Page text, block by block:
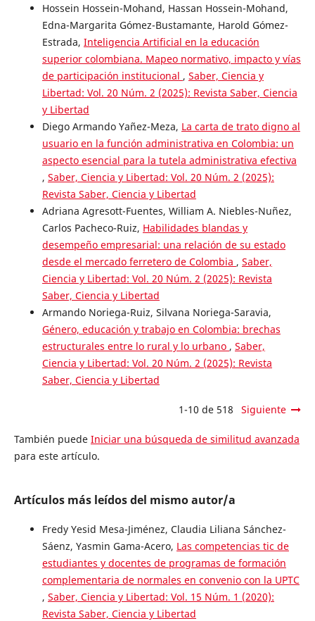
Hossein Hossein-Mohand, Hassan Hossein-Mohand,
Edna-Margarita Gómez-Bustamante, Harold Gómez-
Estrada, Inteligencia Artificial en la educación
superior colombiana. Mapeo normativo, impacto y vías
de participación institucional , Saber, Ciencia y
Libertad: Vol. 20 Núm. 2 (2025): Revista Saber, Ciencia
y Libertad
Diego Armando Yañez-Meza, La carta de trato digno al
usuario en la función administrativa en Colombia: un
aspecto esencial para la tutela administrativa efectiva
, Saber, Ciencia y Libertad: Vol. 20 Núm. 2 (2025):
Revista Saber, Ciencia y Libertad
Adriana Agresott-Fuentes, William A. Niebles-Nuñez,
Carlos Pacheco-Ruiz, Habilidades blandas y
desempeño empresarial: una relación de su estado
desde el mercado ferretero de Colombia , Saber,
Ciencia y Libertad: Vol. 20 Núm. 2 (2025): Revista
Saber, Ciencia y Libertad
Armando Noriega-Ruiz, Silvana Noriega-Saravia,
Género, educación y trabajo en Colombia: brechas
estructurales entre lo rural y lo urbano , Saber,
Ciencia y Libertad: Vol. 20 Núm. 2 (2025): Revista
Saber, Ciencia y Libertad
1-10 de 518 Siguiente
También puede Iniciar una búsqueda de similitud avanzada
para este artículo.
Artículos más leídos del mismo autor/a
Fredy Yesid Mesa-Jiménez, Claudia Liliana Sánchez-
Sáenz, Yasmin Gama-Acero, Las competencias tic de
estudiantes y docentes de programas de formación
complementaria de normales en convenio con la UPTC
, Saber, Ciencia y Libertad: Vol. 15 Núm. 1 (2020):
Revista Saber, Ciencia y Libertad